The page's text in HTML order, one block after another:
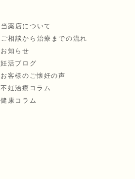
当薬店について
ご相談から治療までの流れ
お知らせ
妊活ブログ
お客様のご懐妊の声
不妊治療コラム
健康コラム